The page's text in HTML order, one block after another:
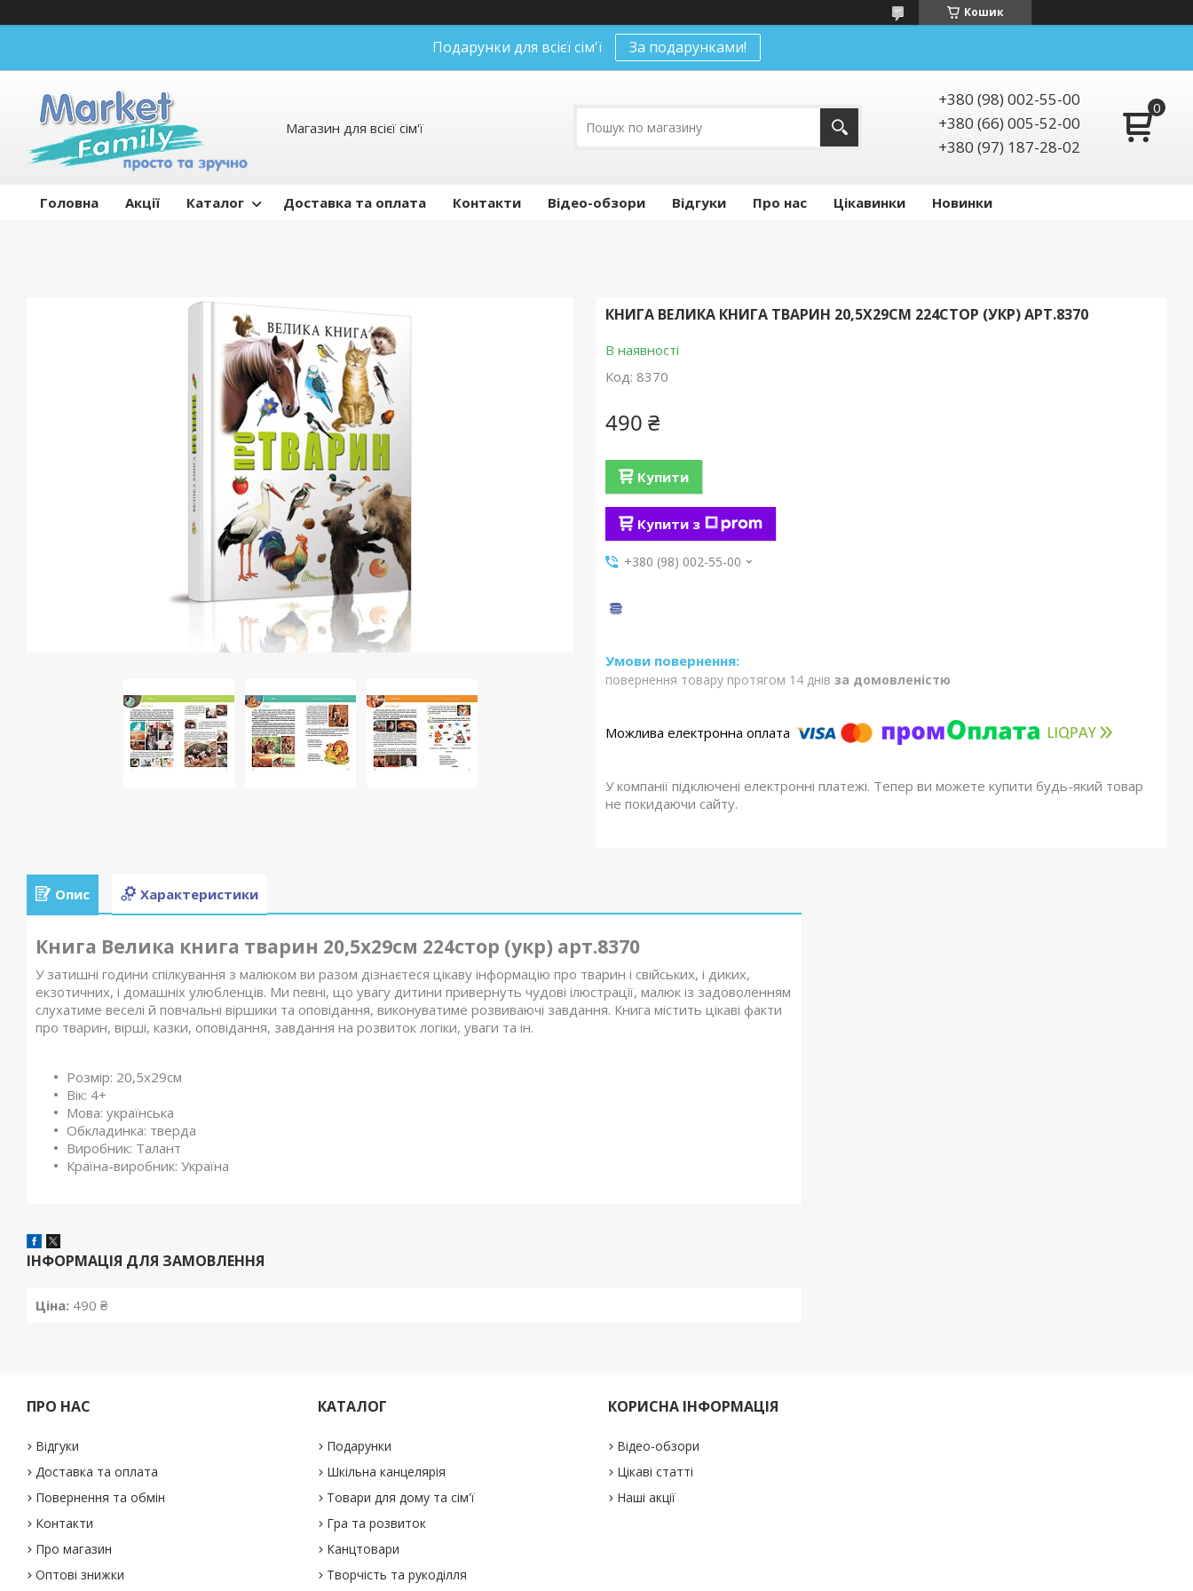
Кошик
Подарунки для всієї сім'ї За подарунками!
Магазин для всієї сім'ї
+380 (98) 002-55-00
+380 (66) 005-52-00
+380 (97) 187-28-02
Головна Акції Каталог Доставка та оплата Контакти Відео-обзори Відгуки Про нас Цікавинки Новинки
КНИГА ВЕЛИКА КНИГА ТВАРИН 20,5Х29СМ 224СТОР (УКР) АРТ.8370
В наявності
Код: 8370
490 ₴
Купити
Купити з
+380 (98) 002-55-00
повернення товару протягом 14 днів за домовленістю
У компанії підключені електронні платежі. Тепер ви можете купити будь-який товар
не покидаючи сайту.
Опис Характеристики
Книга Велика книга тварин 20,5х29см 224стор (укр) арт.8370
У затишні години спілкування з малюком ви разом дізнаєтеся цікаву інформацію про тварин і свійських, і диких,
екзотичних, і домашніх улюбленців. Ми певні, що увагу дитини привернуть чудові ілюстрації, малюк із задоволенням
слухатиме веселі й повчальні віршики та оповідання, виконуватиме розвиваючі завдання. Книга містить цікаві факти
про тварин, вірші, казки, оповідання, завдання на розвиток логіки, уваги та ін.
Розмір: 20,5х29см
Вік: 4+
Мова: українська
Обкладинка: тверда
Виробник: Талант
Країна-виробник: Україна
ІНФОРМАЦІЯ ДЛЯ ЗАМОВЛЕННЯ
Ціна: 490 ₴
ПРО НАС
Відгуки
Доставка та оплата
Повернення та обмін
Контакти
Про магазин
Оптові знижки
КАТАЛОГ
Подарунки
Шкільна канцелярія
Товари для дому та сім'ї
Гра та розвиток
Канцтовари
Творчість та рукоділля
КОРИСНА ІНФОРМАЦІЯ
Відео-обзори
Цікаві статті
Наші акції